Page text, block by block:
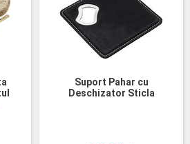
Suport Pahar cu
Deschizator Sticla